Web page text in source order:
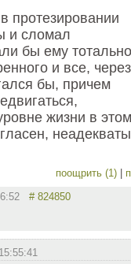
протезировании
и сломал
бы ему
и все, через
бы, причем
жизни в этом
неадекваты
поощрить (1)
# 824850